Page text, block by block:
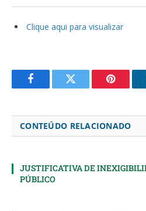
Clique aqui para visualizar
FacebookTwitter
CONTEÚDO RELACIONADO
JUSTIFICATIVA DE
PÚBLICO